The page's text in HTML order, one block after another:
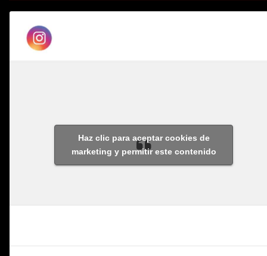
Haz clic para aceptar cookies de
marketing y permitir este contenido